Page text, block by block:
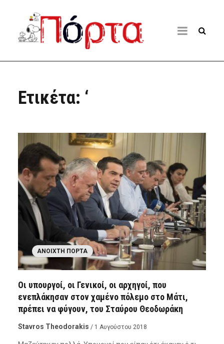
Ετικέτα: ‘
ΑΝΟΙΧΤΉ ΠΌΡΤΑ
Οι υπουργοί, οι Γενικοί, οι αρχηγοί, που
ενεπλάκησαν στον χαμένο πόλεμο στο Μάτι,
πρέπει να φύγουν, του Σταύρου Θεοδωράκη
Stavros Theodorakis / 1 Αυγούστου 2018